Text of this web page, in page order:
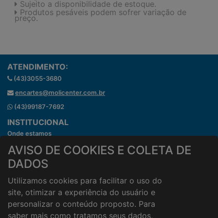
Sujeito a disponibilidade de estoque.
Produtos pesáveis podem sofrer variação de
preço.
AVISO DE COOKIES E COLETA DE
DADOS
Utilizamos cookies para facilitar o uso do
site, otimizar a experiência do usuário e
personalizar o conteúdo proposto. Para
saber mais como tratamos seus dados,
ATENDIMENTO:
(43)3055-3680
encartes@molicenter.com.br
(43)99187-7692
INSTITUCIONAL
Onde estamos
Horários de atendimento
HORÁRIOS E ENTREGA
Horários de Entrega
Taxa de entrega
Cidades Atendidas